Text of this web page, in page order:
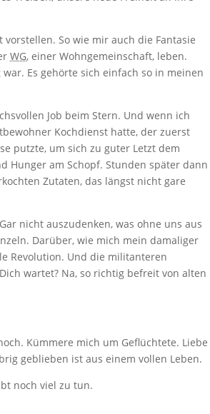
So wie mir auch die Fantasie
WG, einer Wohngemeinschaft, leben.
Es gehörte sich einfach so in meinen
Job beim Stern. Und wenn ich
Kochdienst hatte, der zuerst
putzte, um sich zu guter Letzt dem
Hunger am Schopf. Stunden später dann
Zutaten, das längst nicht gare
nicht auszudenken, was ohne uns aus
Darüber, wie mich mein damaliger
Revolution. Und die militanteren
wartet? Na, so richtig befreit von alten
Kümmere mich um Geflüchtete. Liebe
geblieben ist aus einem vollen Leben.
noch viel zu tun.